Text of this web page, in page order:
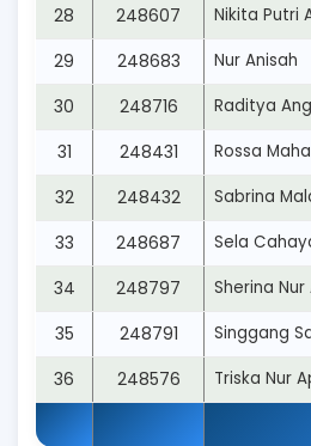
28 248607 Nikita Putri
29 248683 Nur Anisah
30 248716 Raditya
31 248431 Rossa
32 248432 Sabrina
33 248687 Sela
34 248797 Sherina Nur
35 248791 Singgang
36 248576 Triska Nur